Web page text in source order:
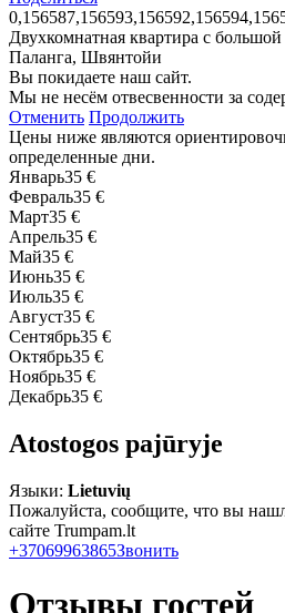
Двухкомнатная квартира с большой
Паланга, Швянтойи
Вы покидаете наш сайт.
Мы не несём отвесвенности за
Отменить Продолжить
Цены ниже являются
определенные дни.
Январь35 €
Февраль35 €
Март35 €
Апрель35 €
Май35 €
Июнь35 €
Июль35 €
Август35 €
Сентябрь35 €
Октябрь35 €
Ноябрь35 €
Декабрь35 €
Atostogos pajūryje
Языки: Lietuvių
Пожалуйста, сообщите, что вы
сайте Trumpam.lt
+37069963865Звонить
Отзывы гостей